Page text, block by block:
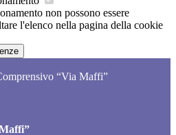
non possono essere
l'elenco nella pagina della cookie
“Via Maffi”